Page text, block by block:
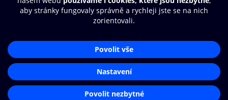
© O2 Czech Republic a.s.
Přístupnost
Zásady zpracování osobních údajů
Nastavení cookies
Aplikace O2 Knihovna
Čti a poslouchej své e-knihy a
audioknihy rychleji a pohodlněji.